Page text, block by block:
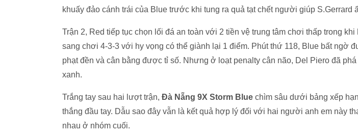
khuấy đảo cánh trái của Blue trước khi tung ra quả tạt chết người giúp S.Gerrard
Trận 2, Red tiếp tục chọn lối đá an toàn với 2 tiền vệ trung tâm chơi thấp trong
sang chơi 4-3-3 với hy vọng có thể giành lại 1 điểm. Phút thứ 118, Blue bất ngờ
phạt đền và cân bằng được tỉ số. Nhưng ở loạt penalty cân não, Del Piero đã
xanh.
Trắng tay sau hai lượt trận, Đà Nẵng 9X Storm Blue chìm sâu dưới bảng xếp
thắng đầu tay. Dẫu sao đây vẫn là kết quả hợp lý đối với hai người anh em này
nhau ở nhóm cuối.